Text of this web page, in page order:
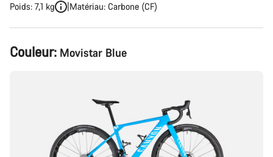
Poids: 7,1 kg Matériau: Carbone (CF)
Configuration
du
Couleur: Movistar Blue